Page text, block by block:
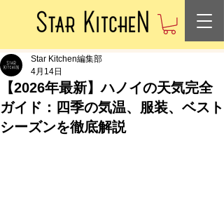
【2026年最新】ハノイの天気完全
ガイド：四季の気温、服装、ベスト
シーズンを徹底解説
Star Kitchen編集部
4月14日